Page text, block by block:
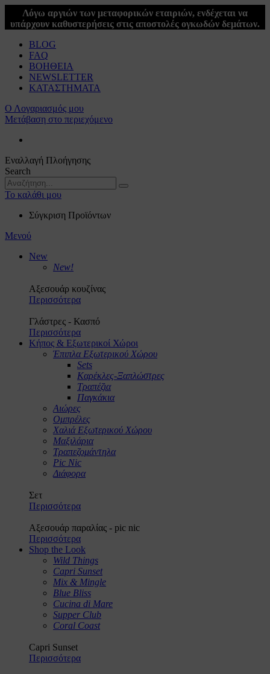
Λόγω αργιών των μεταφορικών εταιριών, ενδέχεται να
υπάρχουν καθυστερήσεις στις αποστολές ογκωδών δεμάτων.
BLOG
FAQ
ΒΟΗΘΕΙΑ
NEWSLETTER
ΚΑΤΑΣΤΗΜΑΤΑ
Ο Λογαριασμός μου
Μετάβαση στο περιεχόμενο
Εναλλαγή Πλοήγησης
Search
Το καλάθι μου
Σύγκριση Προϊόντων
Μενού
New
New!
Αξεσουάρ κουζίνας
Περισσότερα
Γλάστρες - Κασπό
Περισσότερα
Κήπος & Εξωτερικοί Χώροι
Έπιπλα Εξωτερικού Χώρου
Sets
Καρέκλες-Ξαπλώστρες
Τραπέζια
Παγκάκια
Αιώρες
Ομπρέλες
Χαλιά Εξωτερικού Χώρου
Μαξιλάρια
Τραπεζομάντηλα
Pic Nic
Διάφορα
Σετ
Περισσότερα
Αξεσουάρ παραλίας - pic nic
Περισσότερα
Shop the Look
Wild Things
Capri Sunset
Mix & Mingle
Blue Bliss
Cucina di Mare
Supper Club
Coral Coast
Capri Sunset
Περισσότερα